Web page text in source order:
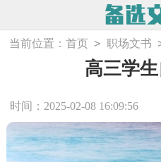
当前位置：首页 > 职场文书
高三学
时间：2025-02-08 16:09:56